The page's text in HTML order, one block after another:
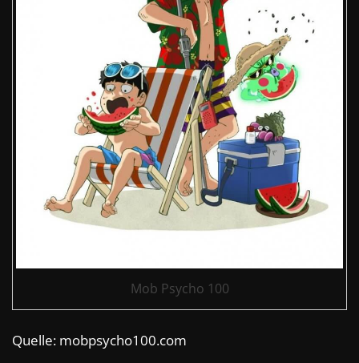
Mob Psycho 100
Quelle: mobpsycho100.com